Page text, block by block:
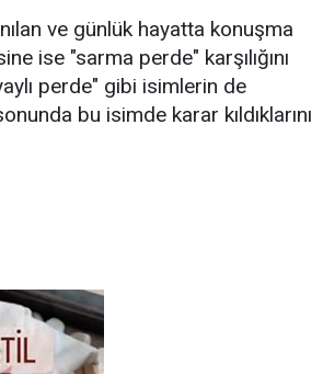
ve günlük hayatta konuşma
ise "sarma perde" karşılığını
perde" gibi isimlerin de
bu isimde karar kıldıklarını